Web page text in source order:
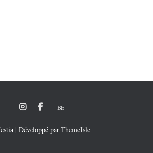
BE
| Développé par ThemeIsle